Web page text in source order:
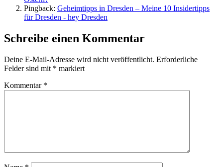
Pingback: Geheimtipps in Dresden – Meine 10 Insidertipps
für Dresden - hey Dresden
Schreibe einen Kommentar
Deine E-Mail-Adresse wird nicht veröffentlicht. Erforderliche
Felder sind mit * markiert
Kommentar *